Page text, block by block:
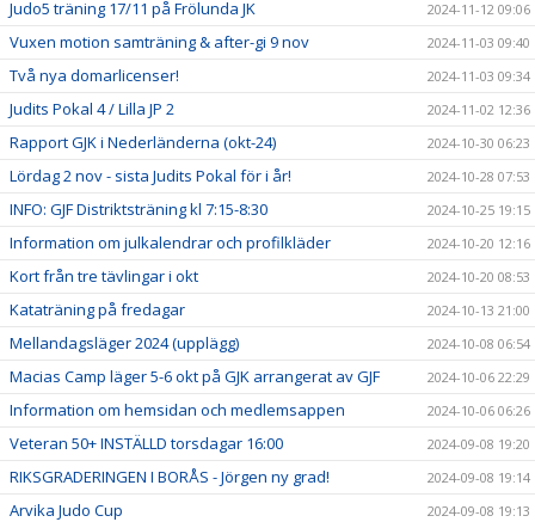
Judo5 träning 17/11 på Frölunda JK 2024-11-12 09:06
Vuxen motion samträning & after-gi 9 nov 2024-11-03 09:40
Två nya domarlicenser! 2024-11-03 09:34
Judits Pokal 4 / Lilla JP 2 2024-11-02 12:36
Rapport GJK i Nederländerna (okt-24) 2024-10-30 06:23
Lördag 2 nov - sista Judits Pokal för i år! 2024-10-28 07:53
INFO: GJF Distriktsträning kl 7:15-8:30 2024-10-25 19:15
Information om julkalendrar och profilkläder 2024-10-20 12:16
Kort från tre tävlingar i okt 2024-10-20 08:53
Kataträning på fredagar 2024-10-13 21:00
Mellandagsläger 2024 (upplägg) 2024-10-08 06:54
Macias Camp läger 5-6 okt på GJK arrangerat av GJF 2024-10-06 22:29
Information om hemsidan och medlemsappen 2024-10-06 06:26
Veteran 50+ INSTÄLLD torsdagar 16:00 2024-09-08 19:20
RIKSGRADERINGEN I BORÅS - Jörgen ny grad! 2024-09-08 19:14
Arvika Judo Cup 2024-09-08 19:13